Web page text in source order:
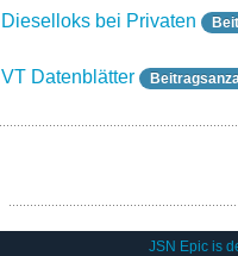
Dieselloks bei Privaten
VT Datenblätter
JSN Epic is